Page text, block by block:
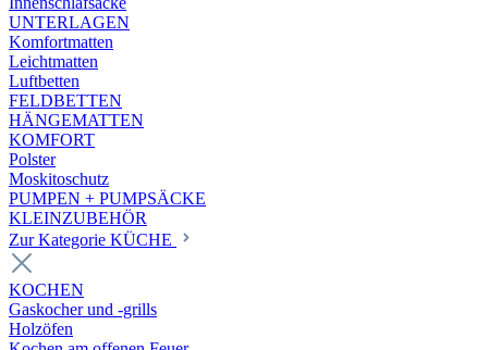
UNTERLAGEN
Komfortmatten
Leichtmatten
Luftbetten
FELDBETTEN
HÄNGEMATTEN
KOMFORT
Polster
Moskitoschutz
PUMPEN + PUMPSÄCKE
KLEINZUBEHÖR
Zur Kategorie KÜCHE
KOCHEN
Gaskocher und -grills
Holzöfen